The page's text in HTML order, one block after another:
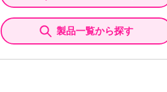
製品一覧から探す